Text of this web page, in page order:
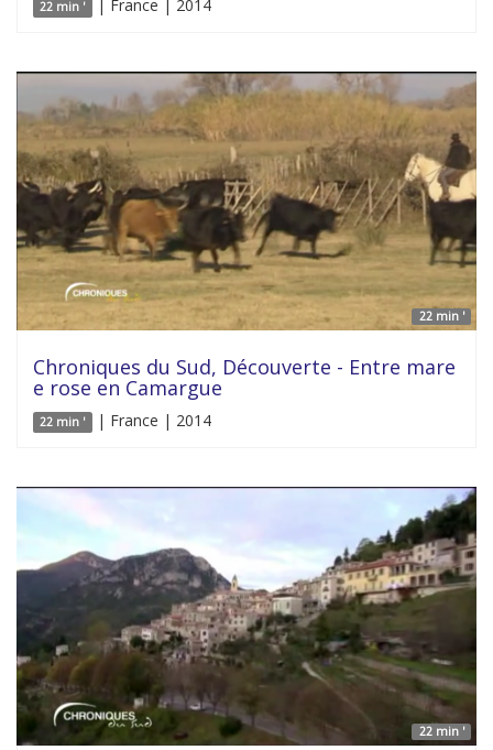
22 min ' | France | 2014
22 min '
Chroniques du Sud, Découverte - Entre mare
e rose en Camargue
22 min ' | France | 2014
22 min '